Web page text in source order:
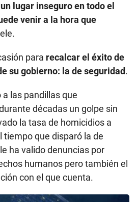
lugar inseguro en todo el
venir a la hora que
para recalcar el éxito de
su gobierno: la de seguridad.
las pandillas que
décadas un golpe sin
la tasa de homicidios a
que disparó la de
ha valido denuncias por
humanos pero también el
con el que cuenta.